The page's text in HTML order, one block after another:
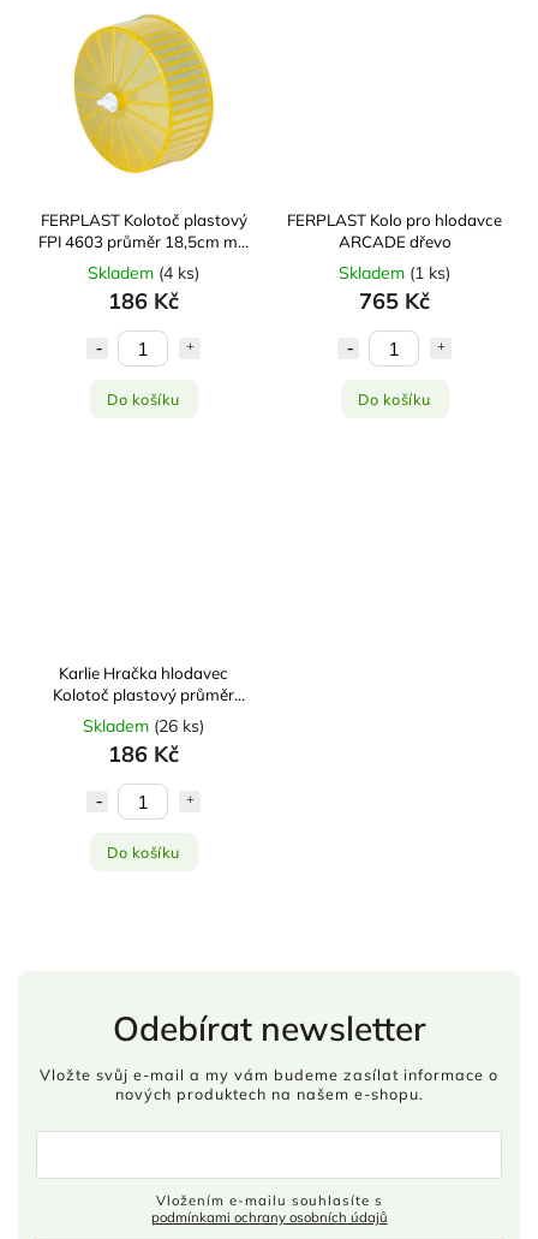
FERPLAST Kolotoč plastový
FPI 4603 průměr 18,5cm mix
barev
Skladem (4 ks)
186 Kč
Do košíku
FERPLAST Kolo pro hlodavce
ARCADE dřevo
Skladem (1 ks)
765 Kč
Do košíku
Karlie Hračka hlodavec
Kolotoč plastový průměr
20cm
Skladem (26 ks)
186 Kč
Do košíku
Odebírat newsletter
Vložte svůj e-mail a my vám budeme zasílat informace o
nových produktech na našem e-shopu.
podmínkami ochrany osobních údajů